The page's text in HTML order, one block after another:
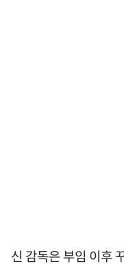
신 감독은 부임 이후